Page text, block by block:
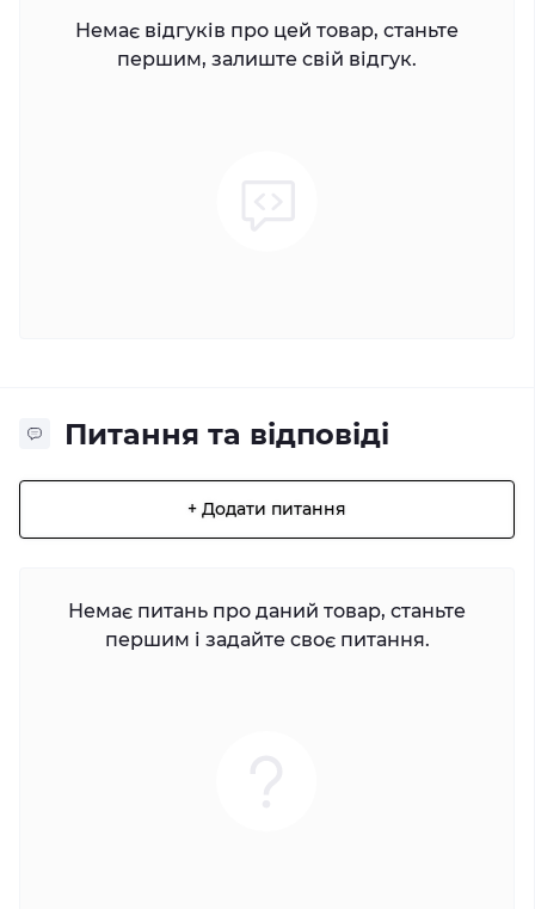
Немає відгуків про цей товар, станьте
першим, залиште свій відгук.
Питання та відповіді
+ Додати питання
Немає питань про даний товар, станьте
першим і задайте своє питання.